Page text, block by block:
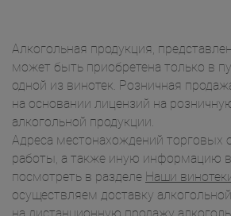
Алкогольная продукция,
может быть приобретена только в
одной из винотек. Розничная
на основании лицензий на
алкогольной продукции.
Адреса местонахождений торговых
работы, а также иную информацию
посмотреть в разделе Наши
осуществляем доставку